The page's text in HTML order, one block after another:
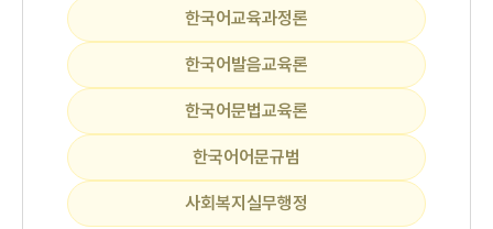
한국어교육과정론
한국어발음교육론
한국어문법교육론
한국어어문규범
사회복지실무행정